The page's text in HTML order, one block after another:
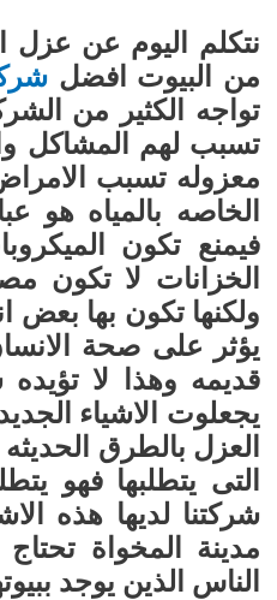
نتكلم اليوم عن عزل
من البيوت افضل
تواجه الكثير من
تسبب لهم المشاكل
معزوله تسبب
الخاصه بالمياه هو
فيمنع تكون
الخزانات لا تكون
ولكنها تكون بها بعض
يؤثر على صحة
قديمه وهذا لا تؤيده
يجعلوت الاشياء
العزل بالطرق
التى يتطلبها فهو
شركتنا لديها هذه
مدينة المخواة
الناس الذين يوجد